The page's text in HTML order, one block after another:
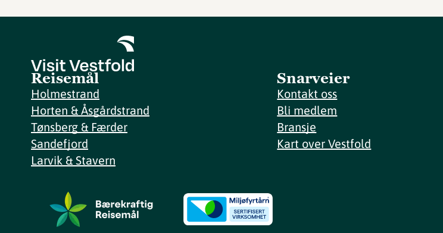
Reisemål
Holmestrand
Horten & Åsgårdstrand
Tønsberg & Færder
Sandefjord
Larvik & Stavern
Snarveier
Kontakt oss
Bli medlem
Bransje
Kart over Vestfold